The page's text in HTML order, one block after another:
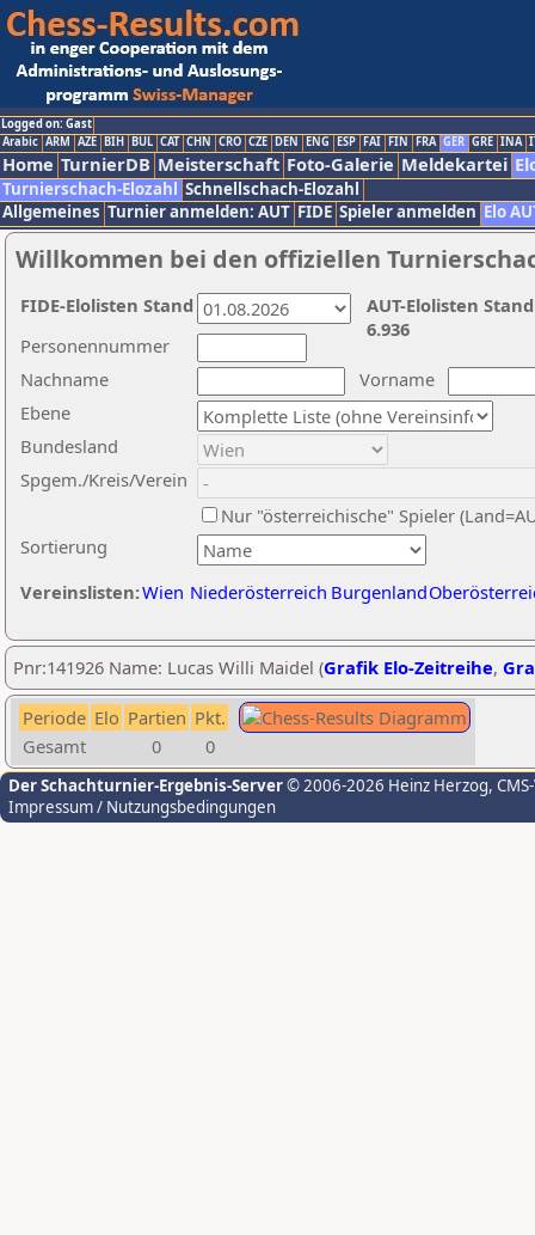
Logged on: Gast
Arabic ARM AZE BIH BUL CAT CHN CRO CZE DEN ENG ESP FAI FIN FRA GER GRE INA
Home TurnierDB Meisterschaft Foto-Galerie Meldekartei
Turnierschach-Elozahl Schnellschach-Elozahl
Allgemeines Turnier anmelden: AUT FIDE Spieler anmelden Elo
Willkommen bei den offiziellen
Nachname
Vorname
Ebene
Sortierung
Personennummer
Bundesland
Spgem./Kreis/Verein
Nur "österreichische" Spieler
Vereinslisten:Wien Niederösterreich Burgenland
AUT-Elolisten
6.936
FIDE-Elolisten Stand
Pnr:141926 Name: Lucas Willi Maidel (Grafik Elo-Zeitreihe,
Periode Elo Partien Pkt.
Gesamt
0 0
Der Schachturnier-Ergebnis-Server© 2006-2026 Heinz Herzog,
Impressum / Nutzungsbedingungen